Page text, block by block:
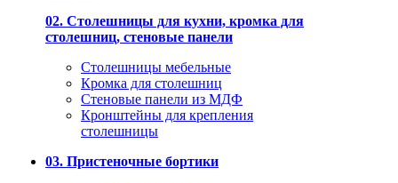
02. Столешницы для кухни, кромка для
столешниц, стеновые панели
Столешницы мебельные
Кромка для столешниц
Стеновые панели из МДФ
Кронштейны для крепления
столешницы
03. Пристеночные бортики